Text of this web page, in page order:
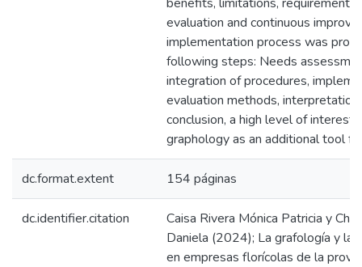
evaluation and continuous
implementation process was
following steps: Needs
integration of procedures,
evaluation methods,
conclusion, a high level of interest
graphology as an additional tool
dc.format.extent 154 páginas
dc.identifier.citation
Caisa Rivera Mónica Patricia y
Daniela (2024); La grafología y la
en empresas florícolas de la